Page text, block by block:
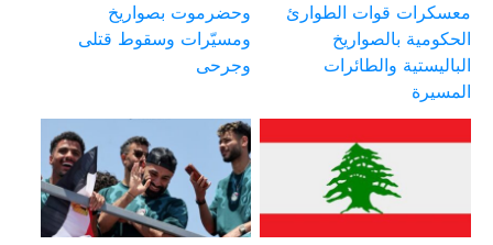
معسكرات قوات الطوارئ
الحكومية بالصواريخ
الباليستية والطائرات
المسيرة
وحضرموت بصواريخ
ومسيّرات وسقوط قتلى
وجرحى